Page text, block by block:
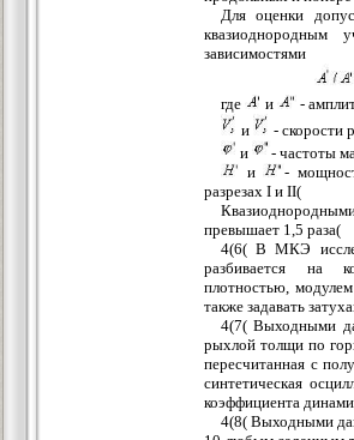
Для оценки
квазиоднородным
зависимостями
где и
-
и
- скорости
и
- частоты
и
-
разрезах I и II(
превышает 1,5 раза(
4(6( В МКЭ
разбивается на
плотностью,
также задавать
4(7( Выходными
рыхлой толщи по
пересчитанная с
синтетическая
коэффициента
4(8( Выходными